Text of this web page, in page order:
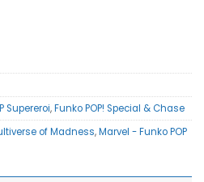
Supereroi,Funko POP! Special & Chase
of Madness,Marvel - Funko POP